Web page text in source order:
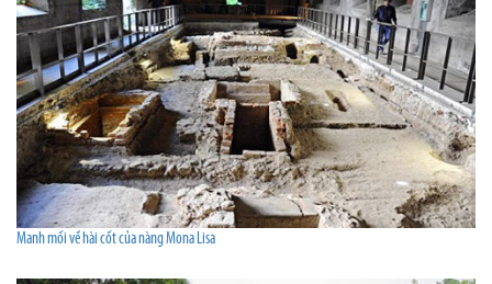
Manh mối về hài cốt của nàng Mona Lisa